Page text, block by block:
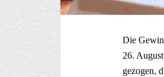
Die
26.
gezogen,